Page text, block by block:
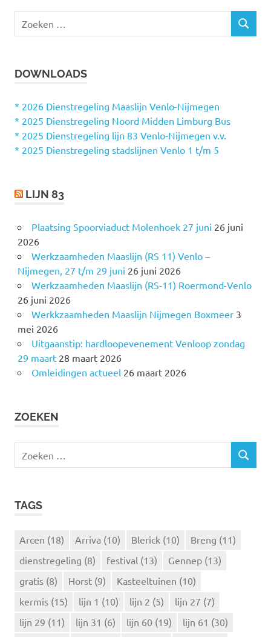
e
n
a
a
r
Z
DOWNLOADS
* 2026 Dienstregeling Maaslijn Venlo-Nijmegen
* 2025 Dienstregeling Noord Midden Limburg Bus
* 2025 Dienstregeling lijn 83 Venlo-Nijmegen v.v.
* 2025 Dienstregeling stadslijnen Venlo 1 t/m 5
LIJN 83
Plaatsing Spoorviaduct Molenhoek 27 juni 26 juni
2026
Werkzaamheden Maaslijn (RS 11) Venlo –
Nijmegen, 27 t/m 29 juni 26 juni 2026
Werkzaamheden Maaslijn (RS-11) Roermond-Venlo
26 juni 2026
Werkkzaamheden Maaslijn Nijmegen Boxmeer 3
mei 2026
Uitgaanstip: hardloopevenement Venloop zondag
29 maart 28 maart 2026
Omleidingen actueel 26 maart 2026
ZOEKEN
e
Z
TAGS
Arcen (18) Arriva (10) Blerick (10) Breng (11)
dienstregeling (8) festival (13) Gennep (13)
gratis (8) Horst (9) Kasteeltuinen (10)
kermis (15) lijn 1 (10) lijn 2 (5) lijn 27 (7)
lijn 29 (11) lijn 31 (6) lijn 60 (19) lijn 61 (30)